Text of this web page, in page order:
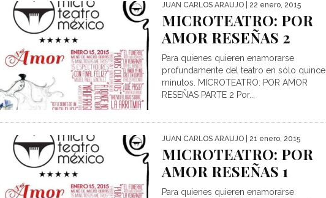
JUAN CARLOS ARAUJO | 22 enero, 2015
MICROTEATRO: POR
AMOR RESEÑAS 2
Para quienes quieren enamorarse
profundamente del teatro en sólo quince
minutos. MICROTEATRO: POR AMOR
RESEÑAS PARTE 2 Por...
JUAN CARLOS ARAUJO | 21 enero, 2015
MICROTEATRO: POR
AMOR RESEÑAS 1
Para quienes quieren enamorarse